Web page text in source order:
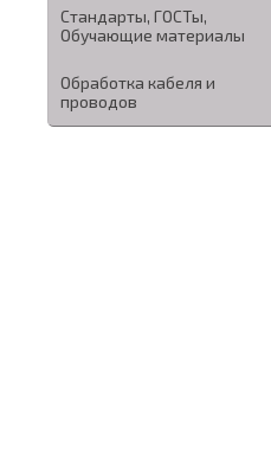
Стандарты, ГОСТы,
Обучающие материалы
Обработка кабеля и
проводов